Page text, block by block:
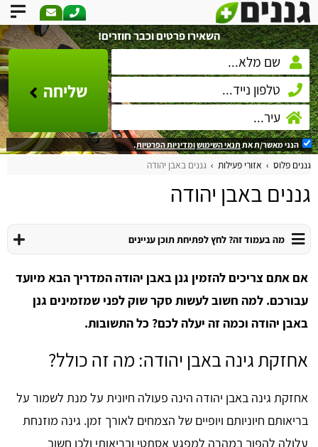
השאירו פרטים וכבר חוזרים!
שליחה
הנני מאשר/ת אתתנאי השימושומדיניות הפרטיות.
גננים פלוס אזורי פעילות גננים באבן יהודה
גננים באבן יהודה
מה בעמוד זה? לחץ לפתיחת תוכן עניינים
אם אתם צריכים להזמין גנן באבן יהודה המדריך הבא מיועד
עבורכם. למה חשוב לעשות סקר שוק לפני שמזמינים גנן
באבן יהודה וכמה זה יעלה לכם? כל התשובות.
אחזקת גינה באבן יהודה: מה זה כולל?
אחזקת גינה באבן יהודה הינה פעולה חיונית על מנת לשמור על
בריאותם חיוניותם ויופיים של הצמחים לאורך זמן. גינה מוזנחת
עלולה להפוך במהרה למפגע אסתטי ובריאותי ולכן חשוב